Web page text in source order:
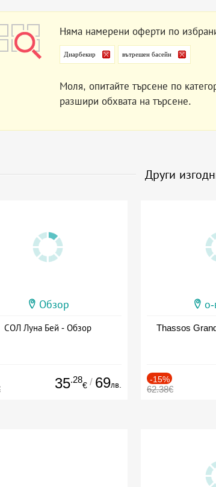
Няма намерени оферти по
Диарбекир вътрешен басейн
Моля, опитайте търсене по
разшири обхвата на търсене.
Други
Обзор
СОЛ Луна Бей - Обзор
35.28
€ / 69лв.
о-
Thassos
-15%
62.38€